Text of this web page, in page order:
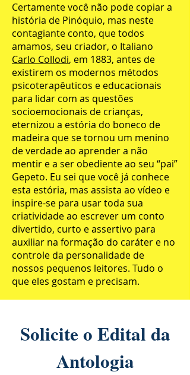
Certamente você não pode copiar a
história de Pinóquio, mas neste
contagiante conto, que todos
amamos, seu criador, o Italiano
Carlo Collodi, em 1883, antes de
existirem os modernos métodos
psicoterapêuticos e educacionais
para lidar com as questões
socioemocionais de crianças,
eternizou a estória do boneco de
madeira que se tornou um menino
de verdade ao aprender a não
mentir e a ser obediente ao seu “pai”
Gepeto. Eu sei que você já conhece
esta estória, mas assista ao vídeo e
inspire-se para usar toda sua
criatividade ao escrever um conto
divertido, curto e assertivo para
auxiliar na formação do caráter e no
controle da personalidade de
nossos pequenos leitores. Tudo o
que eles gostam e precisam.
Solicite o Edital da
Antologia